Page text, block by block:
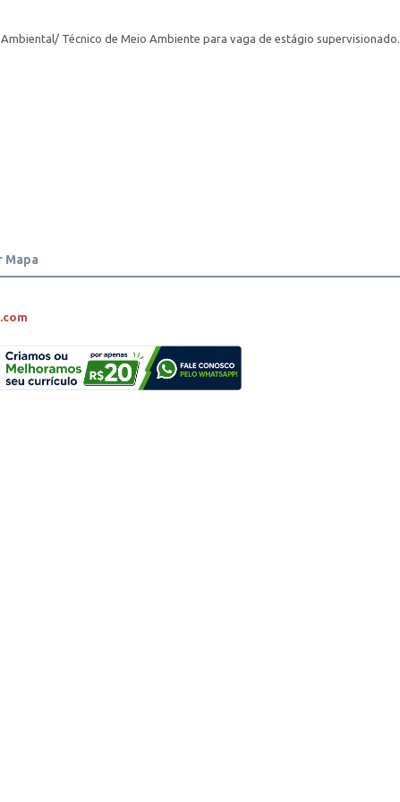
Técnico de Meio Ambiente para vaga de estágio supervisionado.
Mapa